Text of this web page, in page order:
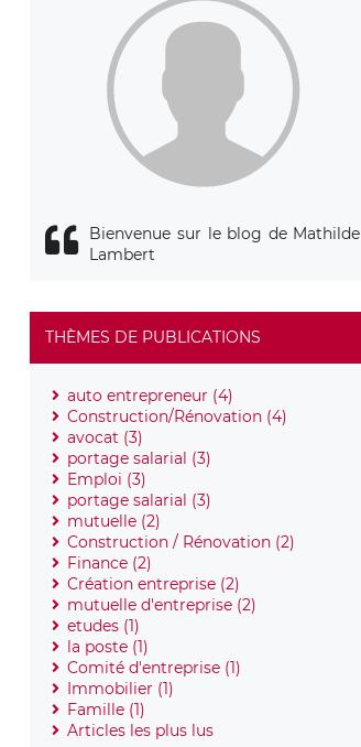
Bienvenue sur le blog de Mathilde
Lambert
THÈMES DE PUBLICATIONS
auto entrepreneur (4)
Construction/Rénovation (4)
avocat (3)
portage salarial (3)
Emploi (3)
portage salarial (3)
mutuelle (2)
Construction / Rénovation (2)
Finance (2)
Création entreprise (2)
mutuelle d'entreprise (2)
etudes (1)
la poste (1)
Comité d'entreprise (1)
Immobilier (1)
Famille (1)
Articles les plus lus